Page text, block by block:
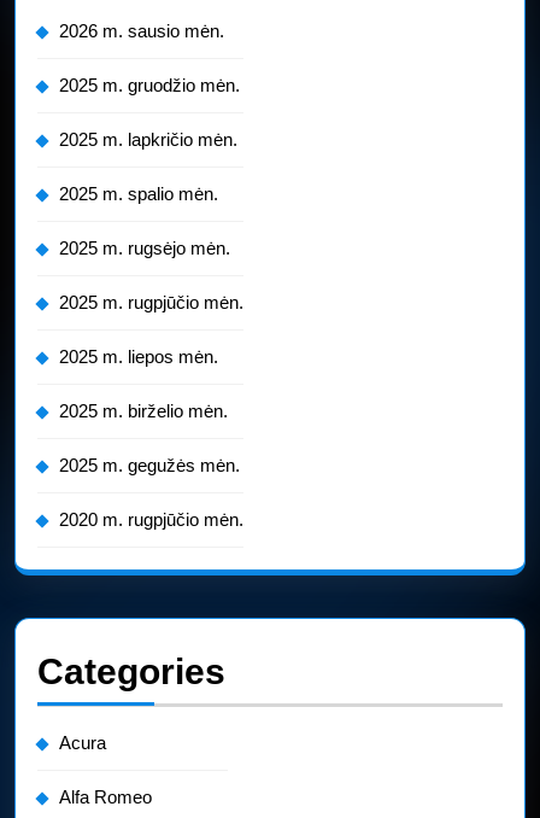
2026 m. sausio mėn.
2025 m. gruodžio mėn.
2025 m. lapkričio mėn.
2025 m. spalio mėn.
2025 m. rugsėjo mėn.
2025 m. rugpjūčio mėn.
2025 m. liepos mėn.
2025 m. birželio mėn.
2025 m. gegužės mėn.
2020 m. rugpjūčio mėn.
Categories
Acura
Alfa Romeo